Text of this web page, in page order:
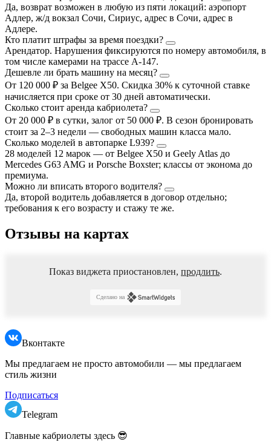
Да, возврат возможен в любую из пяти локаций: аэропорт
Адлер, ж/д вокзал Сочи, Сириус, адрес в Сочи, адрес в
Адлере.
Кто платит штрафы за время поездки?
Арендатор. Нарушения фиксируются по номеру автомобиля, в
том числе камерами на трассе А-147.
Дешевле ли брать машину на месяц?
От 120 000 ₽ за Belgee X50. Скидка 30% к суточной ставке
начисляется при сроке от 30 дней автоматически.
Сколько стоит аренда кабриолета?
От 20 000 ₽ в сутки, залог от 50 000 ₽. В сезон бронировать
стоит за 2–3 недели — свободных машин класса мало.
Сколько моделей в автопарке L939?
28 моделей 12 марок — от Belgee X50 и Geely Atlas до
Mercedes G63 AMG и Porsche Boxster; классы от эконома до
премиума.
Можно ли вписать второго водителя?
Да, второй водитель добавляется в договор отдельно;
требования к его возрасту и стажу те же.
Отзывы на картах
Показ виджета приостановлен, продлить.
Сделано на
Вконтакте
Мы предлагаем не просто автомобили — мы предлагаем
стиль жизни
Подписаться
Telegram
Главные кабриолеты здесь 😎